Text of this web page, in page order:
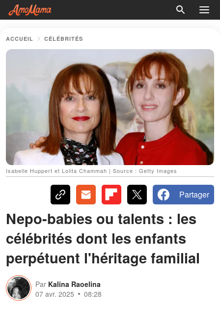
ACCUEIL CÉLÉBRITÉS
Isabelle Huppert et Lolita Chammah | Source : Getty Images
Partager
Nepo-babies ou talents : les
célébrités dont les enfants
perpétuent l'héritage familial
Par Kalina Raoelina
07 avr. 2025
08:28